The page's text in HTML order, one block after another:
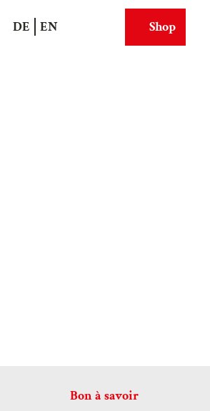
DE EN WebcamsShop
Bon à savoir